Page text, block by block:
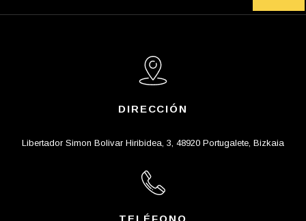
DIRECCIÓN
Libertador Simon Bolivar Hiribidea, 3, 48920 Portugalete, Bizkaia
TELÉFONO